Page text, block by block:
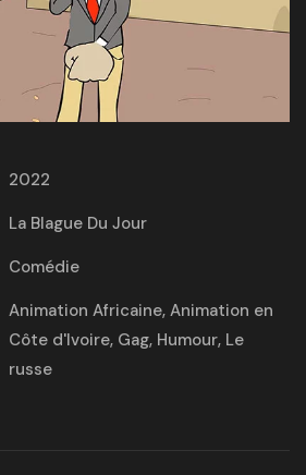
2022
La Blague Du Jour
Comédie
Animation Africaine, Animation en
Côte d'Ivoire, Gag, Humour, Le
russe